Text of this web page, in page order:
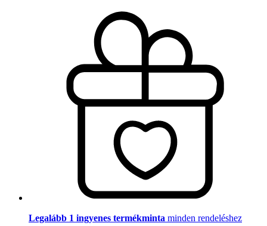
Legalább 1 ingyenes termékminta minden rendeléshez